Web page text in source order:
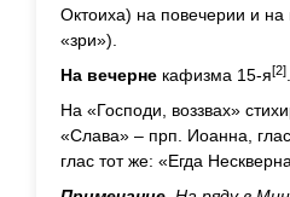
Октоиха) на повечерии и
«зри»).
На вечерне кафизма 15-я[2]
На «Господи, воззвах»
«Слава» – прп. Иоанна,
глас тот же: «Егда